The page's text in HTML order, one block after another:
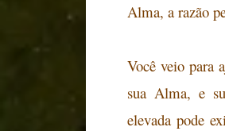
Alma, a razão
Você veio para
sua Alma, e
elevada pode